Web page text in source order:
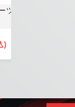
ツ ZC33S スイフ
)